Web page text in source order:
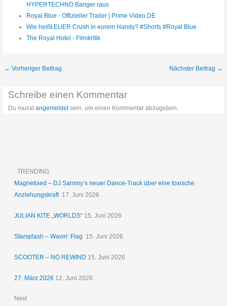
HYPERTECHNO Banger raus
Royal Blue - Offizieller Trailer | Prime Video DE
Wie heißt EUER Crush in eurem Handy? #Shorts #Royal Blue
The Royal Hotel - Filmkritik
← Vorheriger Beitrag Nächster Beitrag →
Schreibe einen Kommentar
Du musstangemeldetsein, um einen Kommentar abzugeben.
TRENDING
Magnetised – DJ Sammy‘s neuer Dance-Track über eine toxische
Anziehungskraft 17. Juni 2026
JULIAN KITE „WORLDS“ 15. Juni 2026
Starsplash – Wavin‘ Flag 15. Juni 2026
SCOOTER – NO REWIND 15. Juni 2026
27. März 2026 12. Juni 2026
Next